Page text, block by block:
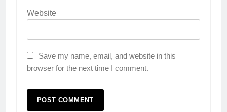
Website
Save my name, email, and website in this
browser for the next time I comment.